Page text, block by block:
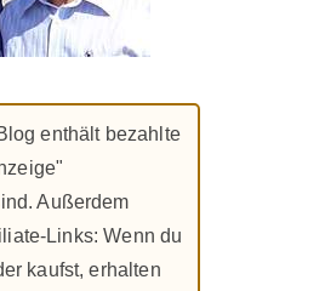
enthält bezahlte
Außerdem
Links: Wenn du
kaufst, erhalten